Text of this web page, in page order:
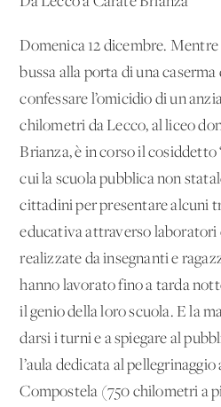
Domenica 12 dicembre. Mentre
bussa alla porta di una
confessare l’omicidio di un
chilometri da Lecco, al liceo
Brianza, è in corso il cosiddetto
cui la scuola pubblica non
cittadini per presentare alcuni
educativa attraverso laboratori
realizzate da insegnanti e
hanno lavorato fino a tarda
il genio della loro scuola. E la
darsi i turni e a spiegare al
l’aula dedicata al pellegrinaggio
Compostela (750 chilometri a